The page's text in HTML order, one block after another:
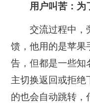
用户叫苦：为
交流过程中，
馈，他用的是苹果
告，但都是一些知
主切换返回或拒绝
的也会自动跳转，